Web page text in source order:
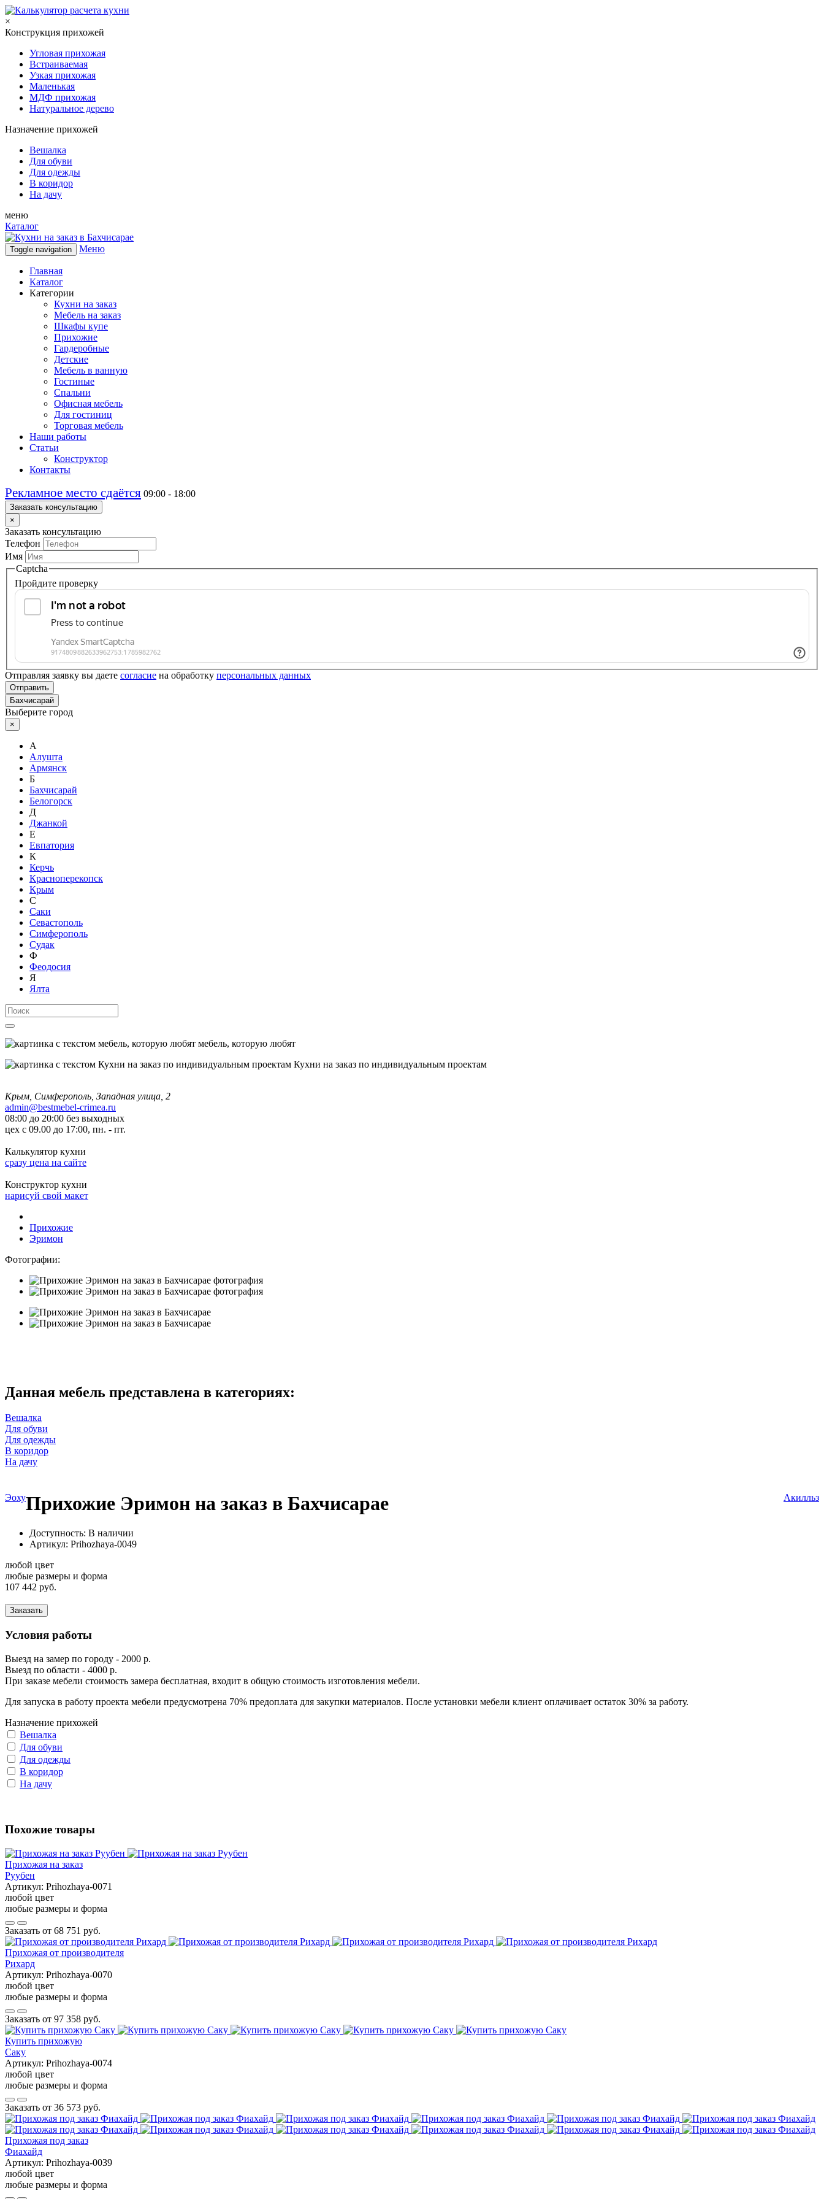
×
Конструкция прихожей
Угловая прихожая
Встраиваемая
Узкая прихожая
Маленькая
МДФ прихожая
Натуральное дерево
Назначение прихожей
Вешалка
Для обуви
Для одежды
В коридор
На дачу
меню
Каталог
Toggle navigation Меню
Главная
Каталог
Категории
Кухни на заказ
Мебель на заказ
Шкафы купе
Прихожие
Гардеробные
Детские
Мебель в ванную
Гостиные
Спальни
Офисная мебель
Для гостиниц
Торговая мебель
Наши работы
Статьи
Конструктор
Контакты
Рекламное место сдаётся 09:00 - 18:00
Заказать консультацию
×
Заказать консультацию
Телефон
Имя
Captcha
Пройдите проверку
Отправляя заявку вы даете согласие на обработку персональных данных
Отправить
Бахчисарай
Выберите город
×
А
Алушта
Армянск
Б
Бахчисарай
Белогорск
Д
Джанкой
Е
Евпатория
К
Керчь
Красноперекопск
Крым
С
Саки
Севастополь
Симферополь
Судак
Ф
Феодосия
Я
Ялта
мебель, которую любят
Кухни на заказ по индивидуальным проектам
Крым, Симферополь, Западная улица, 2
admin@bestmebel-crimea.ru
08:00 до 20:00 без выходных
цех с 09.00 до 17:00, пн. - пт.
Калькулятор кухни
сразу цена на сайте
Конструктор кухни
нарисуй свой макет
Прихожие
Эримон
Фотографии:
Данная мебель представлена в категориях:
Вешалка
Для обуви
Для одежды
В коридор
На дачу
Эоху Акилльз
Прихожие Эримон на заказ в Бахчисарае
Доступность: В наличии
Артикул: Prihozhaya-0049
любой цвет
любые размеры и форма
107 442 руб.
Заказать
Условия работы
Выезд на замер по городу - 2000 р.
Выезд по области - 4000 р.
При заказе мебели стоимость замера бесплатная, входит в общую стоимость изготовления мебели.
Для запуска в работу проекта мебели предусмотрена 70% предоплата для закупки материалов. После установки мебели клиент оплачивает остаток 30% за работу.
Назначение прихожей
Вешалка
Для обуви
Для одежды
В коридор
На дачу
Похожие товары
Прихожая на заказ
Руубен
Артикул: Prihozhaya-0071
любой цвет
любые размеры и форма
Заказать от 68 751 руб.
Прихожая от производителя
Рихард
Артикул: Prihozhaya-0070
любой цвет
любые размеры и форма
Заказать от 97 358 руб.
Купить прихожую
Саку
Артикул: Prihozhaya-0074
любой цвет
любые размеры и форма
Заказать от 36 573 руб.
Прихожая под заказ
Фиахайд
Артикул: Prihozhaya-0039
любой цвет
любые размеры и форма